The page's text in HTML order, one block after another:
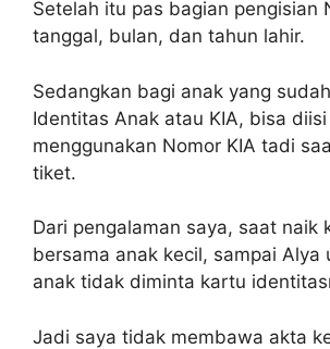
Setelah itu pas bagian pengisian
tanggal, bulan, dan tahun lahir.
Sedangkan bagi anak yang
Identitas Anak atau KIA, bisa
menggunakan Nomor KIA tadi
tiket.
Dari pengalaman saya, saat naik
bersama anak kecil, sampai Alya
anak tidak diminta kartu
Jadi saya tidak membawa akta